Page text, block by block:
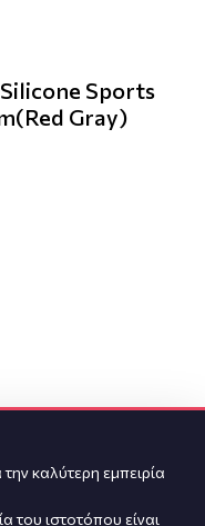
Sports
Gray)
καλύτερη εμπειρία
του ιστοτόπου είναι